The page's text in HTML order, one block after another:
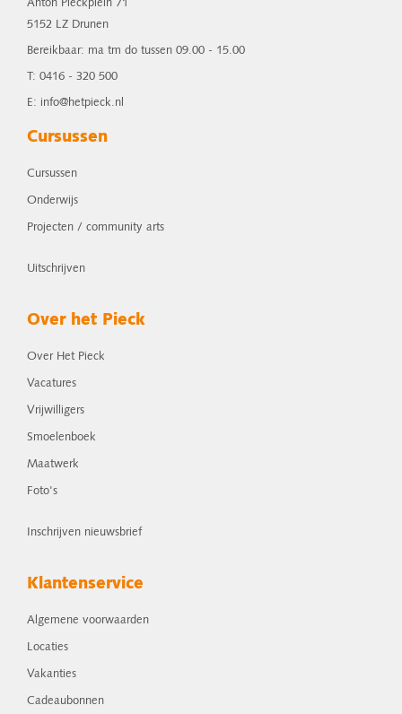
Anton Pieckplein 71
5152 LZ Drunen
Bereikbaar: ma tm do tussen 09.00 - 15.00
T: 0416 - 320 500
E: info@hetpieck.nl
Cursussen
Cursussen
Onderwijs
Projecten / community arts
Uitschrijven
Over het Pieck
Over Het Pieck
Vacatures
Vrijwilligers
Smoelenboek
Maatwerk
Foto's
Inschrijven nieuwsbrief
Klantenservice
Algemene voorwaarden
Locaties
Vakanties
Cadeaubonnen